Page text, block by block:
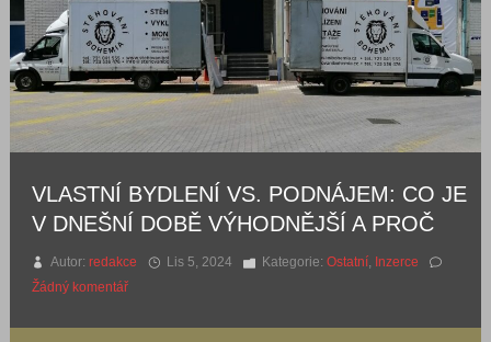
VLASTNÍ BYDLENÍ VS. PODNÁJEM: CO JE
V DNEŠNÍ DOBĚ VÝHODNĚJŠÍ A PROČ
Autor: redakce Lis 5, 2024 Kategorie: Ostatní, Inzerce
Žádný komentář